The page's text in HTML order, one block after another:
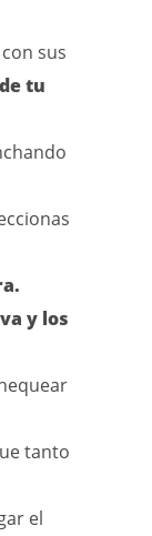
con sus
tu
y los
tanto
el